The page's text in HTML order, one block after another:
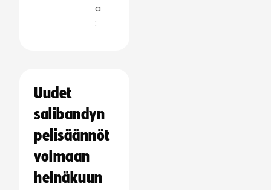
a
:
Uudet
salibandyn
pelisäännöt
voimaan
heinäkuun